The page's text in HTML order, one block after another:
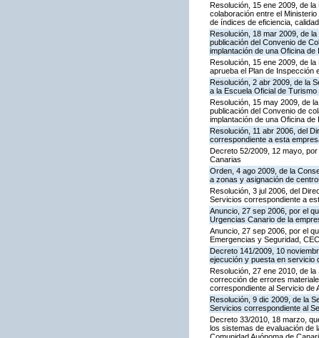
Resolución, 15 ene 2009, de
colaboración entre el
de índices de eficiencia,
Resolución, 18 mar 2009, de
publicación del Convenio de
implantación de una Oficina
Resolución, 15 ene 2009, de
aprueba el Plan de Inspección
Resolución, 2 abr 2009, de la
a la Escuela Oficial de
Resolución, 15 may 2009, de
publicación del Convenio de
implantación de una Oficina
Resolución, 11 abr 2006, del
correspondiente a esta
Decreto 52/2009, 12 mayo,
Canarias
Orden, 4 ago 2009, de la
a zonas y asignación de
Resolución, 3 jul 2006, del
Servicios correspondiente a
Anuncio, 27 sep 2006, por el
Urgencias Canario de la
Anuncio, 27 sep 2006, por el
Emergencias y Seguridad,
Decreto 141/2009, 10
ejecución y puesta en servicio
Resolución, 27 ene 2010, de
corrección de errores
correspondiente al Servicio de
Resolución, 9 dic 2009, de la
Servicios correspondiente al
Decreto 33/2010, 18 marzo,
los sistemas de evaluación de